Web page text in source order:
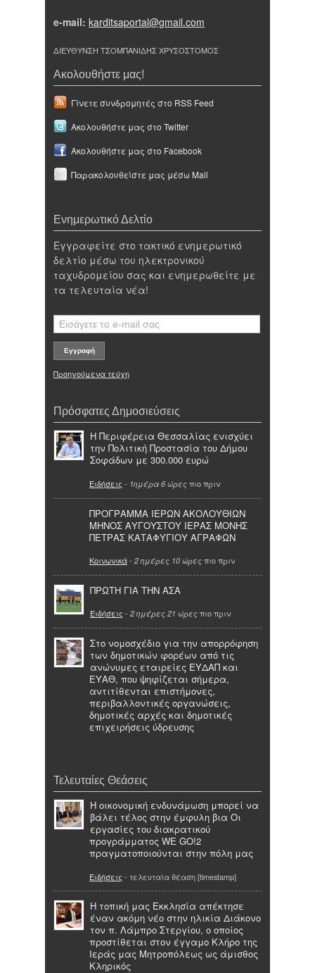
e-mail: karditsaportal@gmail.com
ΔΙΕΥΘΥΝΣΗ ΤΣΟΜΠΑΝΙΔΗΣ ΧΡΥΣΟΣΤΟΜΟΣ
Ακολουθήστε μας!
Γίνετε συνδρομητές στο RSS Feed
Ακολουθήστε μας στο Twitter
Ακολουθήστε μας στο Facebook
Παρακολουθείστε μας μέσω Mail
Ενημερωτικό Δελτίο
Εγγραφείτε στο τακτικό ενημερωτικό
δελτίο μέσω του ηλεκτρονικού
ταχυδρομείου σας και ενημερωθείτε με
τα τελευταία νέα!
Προηγούμενα τεύχη
Πρόσφατες Δημοσιεύσεις
Η Περιφέρεια Θεσσαλίας ενισχύει
την Πολιτική Προστασία του Δήμου
Σοφάδων με 300.000 ευρώ
Ειδήσεις - 1ημέρα 6 ώρες πιο πριν
ΠΡΟΓΡΑΜΜΑ ΙΕΡΩΝ ΑΚΟΛΟΥΘΙΩΝ
ΜΗΝΟΣ ΑΥΓΟΥΣΤΟΥ ΙΕΡΑΣ ΜΟΝΗΣ
ΠΕΤΡΑΣ ΚΑΤΑΦΥΓΙΟΥ ΑΓΡΑΦΩΝ
Κοινωνικά- 2 ημέρες 10 ώρες πιο πριν
ΠΡΩΤΗ ΓΙΑ ΤΗΝ ΑΣΑ
Ειδήσεις - 2 ημέρες 21 ώρες πιο πριν
Στο νομοσχέδιο για την απορρόφηση
των δημοτικών φορέων από τις
ανώνυμες εταιρείες ΕΥΔΑΠ και
ΕΥΑΘ, που ψηφίζεται σήμερα,
αντιτίθενται επιστήμονες,
περιβαλλοντικές οργανώσεις,
δημοτικές αρχές και δημοτικές
επιχειρήσεις ύδρευσης
Τελευταίες Θεάσεις
Η οικονομική ενδυνάμωση μπορεί να
βάλει τέλος στην έμφυλη βια Οι
εργασίες του διακρατικού
προγράμματος WE GO!2
πραγματοποιούνται στην πόλη μας
Ειδήσεις - τελευταία θέαση [timestamp]
Η τοπική μας Εκκλησία απέκτησε
έναν ακόμη νέο στην ηλικία Διάκονο
τον π. Λάμπρο Στεργίου, ο οποίος
προστίθεται στον έγγαμο Κλήρο της
Ιεράς μας Μητροπόλεως ως άμισθος
Κληρικός